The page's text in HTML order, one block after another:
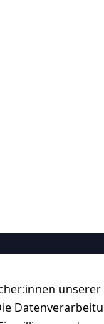
unserer
★★★★☆
Top-Verkäufer